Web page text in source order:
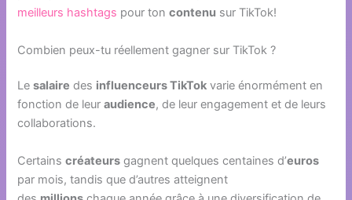
meilleurs hashtags pour toncontenu sur TikTok!
Combien peux-tu réellement gagner sur TikTok ?
Lesalaire des influenceurs TikTok varie énormément en
fonction de leuraudience, de leur engagement et de leurs
collaborations.
Certainscréateurs gagnent quelques centaines d’euros
par mois, tandis que d’autres atteignent